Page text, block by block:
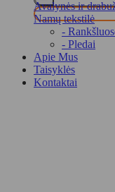
Avalynės ir
Namų tekstilė
-
- Pledai
Apie Mus
Taisyklės
Kontaktai